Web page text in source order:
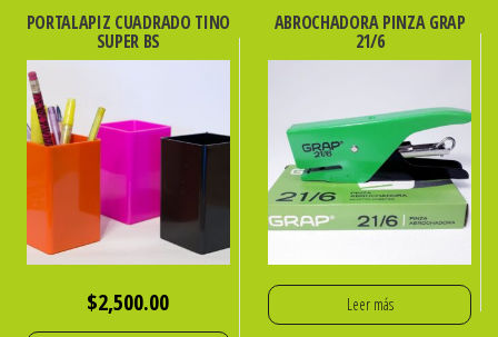
PORTALAPIZ CUADRADO TINO
SUPER BS
$2,500.00
ABROCHADORA PINZA GRAP
21/6
Leer más